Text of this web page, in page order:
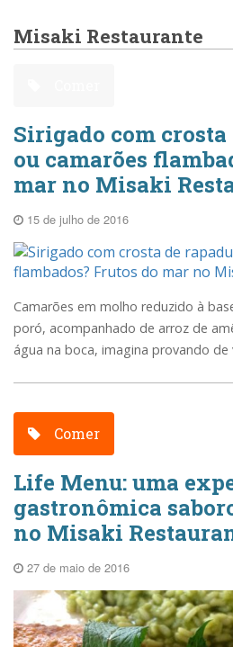
Misaki Restaurante
Sirigado com
ou camarões
mar no Misaki
15 de julho de 2016
Camarões em molho reduzido à
poró, acompanhado de arroz de
água na boca, imagina provando de
Comer
Life Menu: uma
gastronômica
no Misaki
27 de maio de 2016